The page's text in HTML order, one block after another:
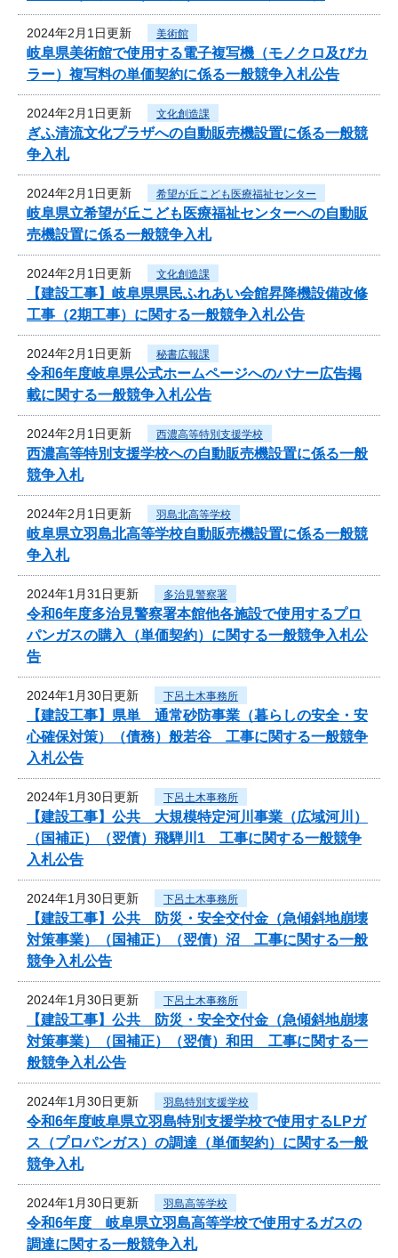
2024年2月1日更新 美術館
岐阜県美術館で使用する電子複写機（モノクロ及びカ
ラー）複写料の単価契約に係る一般競争入札公告
2024年2月1日更新 文化創造課
ぎふ清流文化プラザへの自動販売機設置に係る一般競
争入札
2024年2月1日更新 希望が丘こども医療福祉センター
岐阜県立希望が丘こども医療福祉センターへの自動販
売機設置に係る一般競争入札
2024年2月1日更新 文化創造課
【建設工事】岐阜県県民ふれあい会館昇降機設備改修
工事（2期工事）に関する一般競争入札公告
2024年2月1日更新 秘書広報課
令和6年度岐阜県公式ホームページへのバナー広告掲
載に関する一般競争入札公告
2024年2月1日更新 西濃高等特別支援学校
西濃高等特別支援学校への自動販売機設置に係る一般
競争入札
2024年2月1日更新 羽島北高等学校
岐阜県立羽島北高等学校自動販売機設置に係る一般競
争入札
2024年1月31日更新 多治見警察署
令和6年度多治見警察署本館他各施設で使用するプロ
パンガスの購入（単価契約）に関する一般競争入札公
告
2024年1月30日更新 下呂土木事務所
【建設工事】県単 通常砂防事業（暮らしの安全・安
心確保対策）（債務）般若谷 工事に関する一般競争
入札公告
2024年1月30日更新 下呂土木事務所
【建設工事】公共 大規模特定河川事業（広域河川）
（国補正）（翌債）飛騨川1 工事に関する一般競争
入札公告
2024年1月30日更新 下呂土木事務所
【建設工事】公共 防災・安全交付金（急傾斜地崩壊
対策事業）（国補正）（翌債）沼 工事に関する一般
競争入札公告
2024年1月30日更新 下呂土木事務所
【建設工事】公共 防災・安全交付金（急傾斜地崩壊
対策事業）（国補正）（翌債）和田 工事に関する一
般競争入札公告
2024年1月30日更新 羽島特別支援学校
令和6年度岐阜県立羽島特別支援学校で使用するLPガ
ス（プロパンガス）の調達（単価契約）に関する一般
競争入札
2024年1月30日更新 羽島高等学校
令和6年度 岐阜県立羽島高等学校で使用するガスの
調達に関する一般競争入札